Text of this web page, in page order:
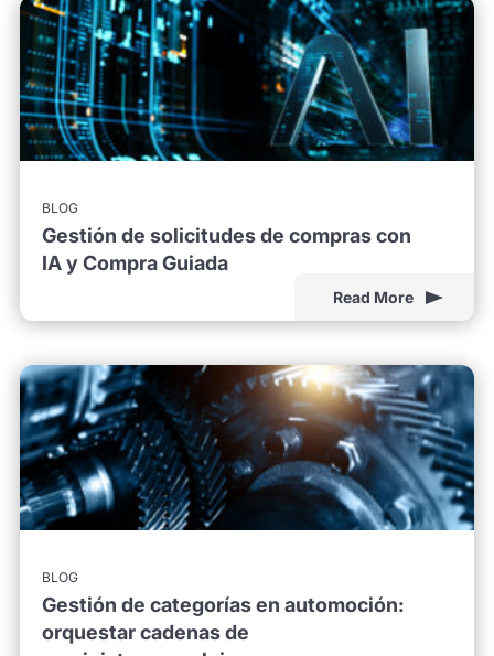
BLOG
Gestión de solicitudes de compras con
IA y Compra Guiada
Read More
BLOG
Gestión de categorías en automoción:
orquestar cadenas de